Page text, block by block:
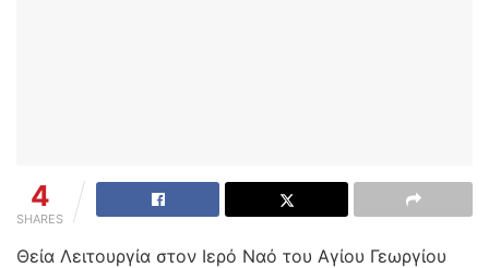
4
SHARES
Θεία Λειτουργία στον Ιερό Ναό του Αγίου Γεωργίου